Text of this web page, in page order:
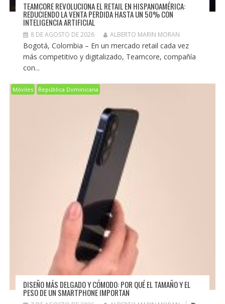
TEAMCORE REVOLUCIONA EL RETAIL EN HISPANOAMÉRICA:
REDUCIENDO LA VENTA PERDIDA HASTA UN 50% CON
INTELIGENCIA ARTIFICIAL
8 DE AGOSTO DE 2026 ALBERTO MARIN MORAN
Bogotá, Colombia – En un mercado retail cada vez
más competitivo y digitalizado, Teamcore, compañía
con...
Móviles República Dominicana
DISEÑO MÁS DELGADO Y CÓMODO: POR QUÉ EL TAMAÑO Y EL
PESO DE UN SMARTPHONE IMPORTAN